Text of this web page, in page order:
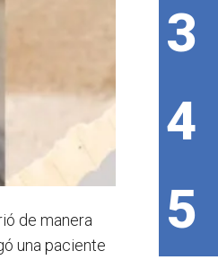
de manera
una paciente
3
4
5